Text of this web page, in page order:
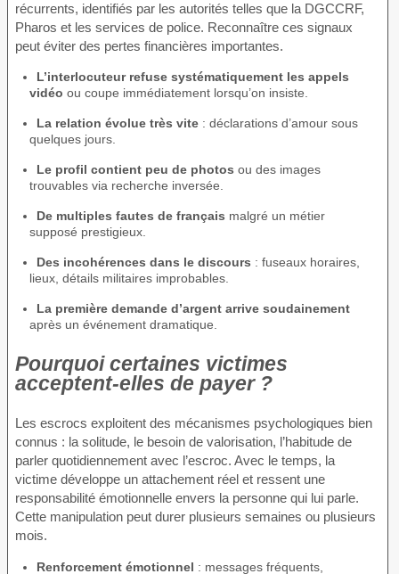
récurrents, identifiés par les autorités telles que la DGCCRF,
Pharos et les services de police. Reconnaître ces signaux
peut éviter des pertes financières importantes.
L’interlocuteur refuse systématiquement les appels
vidéo ou coupe immédiatement lorsqu’on insiste.
La relation évolue très vite : déclarations d’amour sous
quelques jours.
Le profil contient peu de photos ou des images
trouvables via recherche inversée.
De multiples fautes de français malgré un métier
supposé prestigieux.
Des incohérences dans le discours : fuseaux horaires,
lieux, détails militaires improbables.
La première demande d’argent arrive soudainement
après un événement dramatique.
Pourquoi certaines victimes
acceptent-elles de payer ?
Les escrocs exploitent des mécanismes psychologiques bien
connus : la solitude, le besoin de valorisation, l’habitude de
parler quotidiennement avec l’escroc. Avec le temps, la
victime développe un attachement réel et ressent une
responsabilité émotionnelle envers la personne qui lui parle.
Cette manipulation peut durer plusieurs semaines ou plusieurs
mois.
Renforcement émotionnel : messages fréquents,